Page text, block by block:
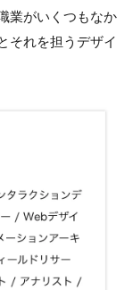
業がいくつもなか
それを担うデザイ